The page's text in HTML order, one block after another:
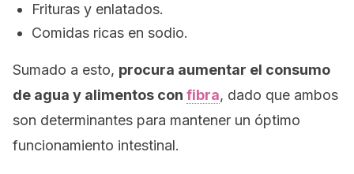
Frituras y enlatados.
Comidas ricas en sodio.
Sumado a esto, procura aumentar el consumo
de agua y alimentos con fibra, dado que ambos
son determinantes para mantener un óptimo
funcionamiento intestinal.